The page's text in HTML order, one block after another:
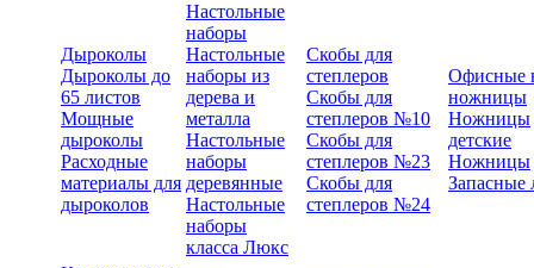
Дыроколы
Дыроколы до
65 листов
Мощные
дыроколы
Расходные
материалы для
дыроколов
Настольные
наборы
Настольные
наборы из
дерева и
металла
Настольные
наборы
деревянные
Настольные
наборы
класса Люкс
Скобы для
степлеров
Скобы для
степлеров №10
Скобы для
степлеров №23
Скобы для
степлеров №24
Офисные
ножницы
Ножницы
детские
Ножницы
Запасные